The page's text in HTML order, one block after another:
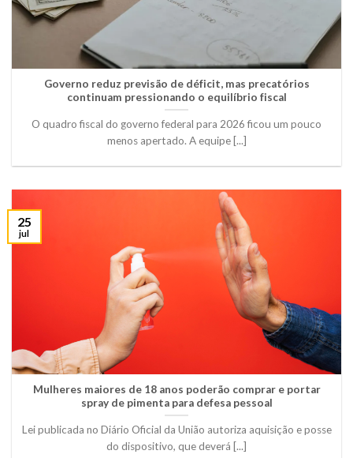
Governo reduz previsão de déficit, mas precatórios
continuam pressionando o equilíbrio fiscal
O quadro fiscal do governo federal para 2026 ficou um pouco
menos apertado. A equipe [...]
Mulheres maiores de 18 anos poderão comprar e portar
spray de pimenta para defesa pessoal
Lei publicada no Diário Oficial da União autoriza aquisição e posse
do dispositivo, que deverá [...]
25
jul